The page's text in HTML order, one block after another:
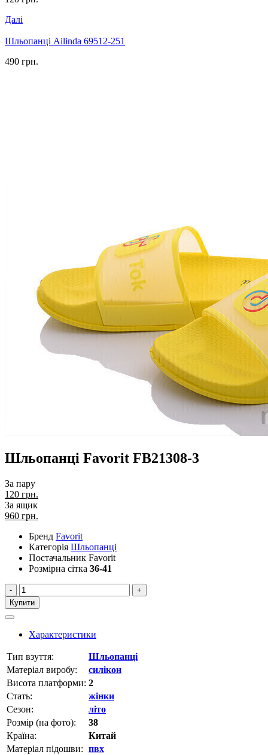
Далі
Шльопанці Ailinda 69512-251
490 грн.
Шльопанці Favorit FB21308-3
За пару
120 грн.
За ящик
960 грн.
Бренд Favorit
Категорія Шльопанці
Постачальник Favorit
Розмірна сітка 36-41
-
+
Купити
Характеристики
Тип взуття:
Шльопанці
Матеріал виробу:
силікон
Висота платформи: 2
Стать:
жінки
Сезон:
літо
Розмір (на фото):
38
Країна:
Китай
Матеріал підошви: пвх